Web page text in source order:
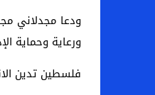
ودعا مجدلاني
ورعاية وحماية
فلسطين تدين